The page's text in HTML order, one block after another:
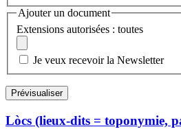
Ajouter un document
Extensions autorisées : toutes
Je veux recevoir la Newsletter
Lòcs (lieux-dits = toponymie,